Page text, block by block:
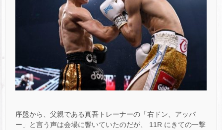
序盤から、父親である真吾トレーナーの「右ドン、アッパ
ー」と言う声は会場に響いていたのだが、 11R にきての一撃